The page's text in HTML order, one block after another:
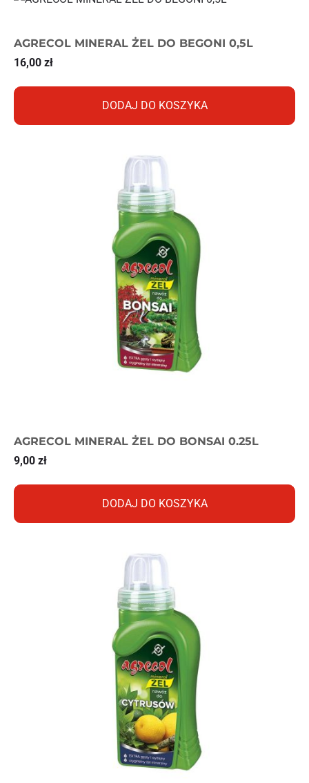
AGRECOL MINERAL ŻEL DO BEGONI 0,5L
16,00 zł
DODAJ DO KOSZYKA
AGRECOL MINERAL ŻEL DO BONSAI 0.25L
9,00 zł
DODAJ DO KOSZYKA